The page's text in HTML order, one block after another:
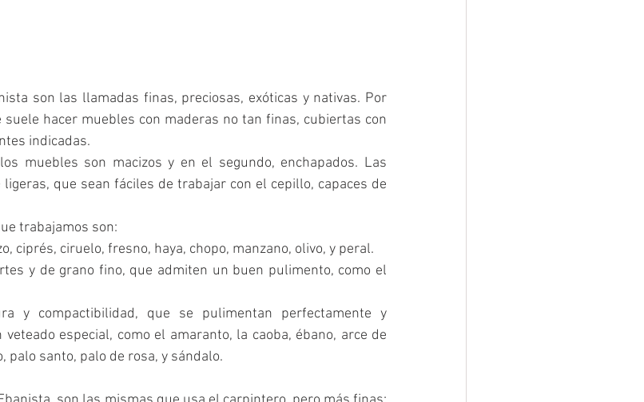
son las llamadas finas, preciosas, exóticas y nativas. Por
suele hacer muebles con maderas no tan finas, cubiertas con
indicadas.
muebles son macizos y en el segundo, enchapados. Las
que sean fáciles de trabajar con el cepillo, capaces de
trabajamos son:
ciprés, ciruelo, fresno, haya, chopo, manzano, olivo, y peral.
y de grano fino, que admiten un buen pulimento, como el
y compactibilidad, que se pulimentan perfectamente y
especial, como el amaranto, la caoba, ébano, arce de
palo santo, palo de rosa, y sándalo.